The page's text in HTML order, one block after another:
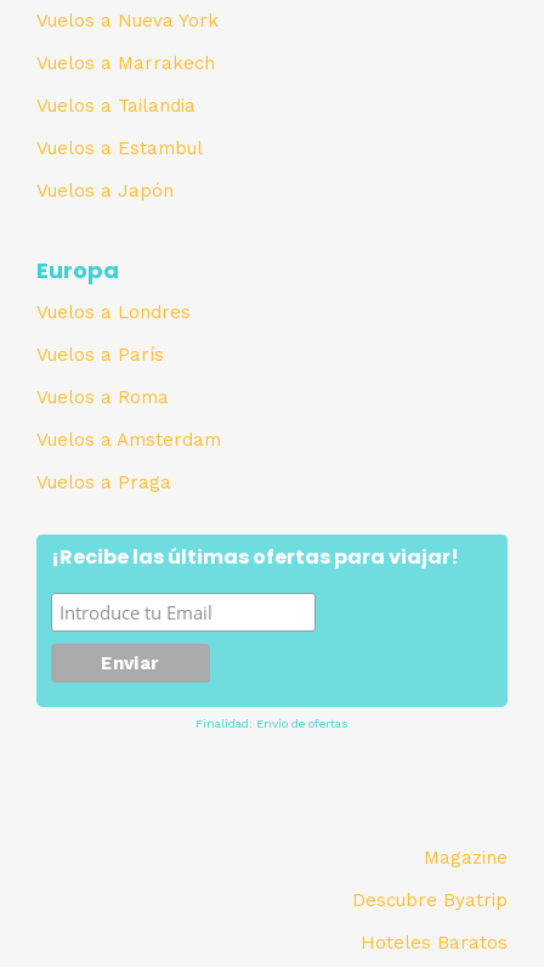
Vuelos a Nueva York
Vuelos a Marrakech
Vuelos a Tailandia
Vuelos a Estambul
Vuelos a Japón
Europa
Vuelos a Londres
Vuelos a París
Vuelos a Roma
Vuelos a Amsterdam
Vuelos a Praga
¡Recibe las últimas ofertas para viajar!
Finalidad: Envío de ofertas
Magazine
Descubre Byatrip
Hoteles Baratos